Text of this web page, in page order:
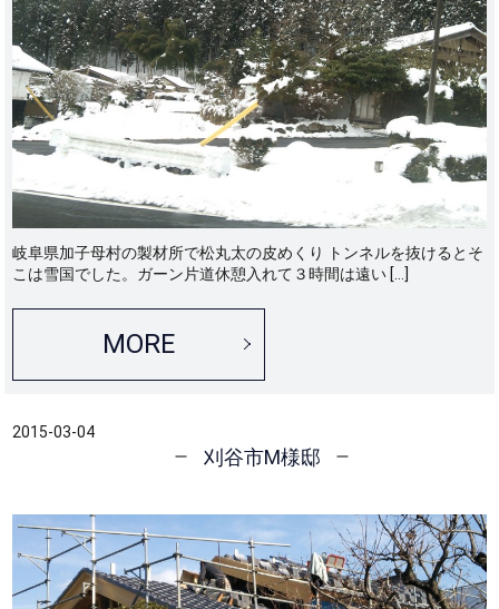
岐阜県加子母村の製材所で松丸太の皮めくり トンネルを抜けるとそ
こは雪国でした。ガーン片道休憩入れて３時間は遠い […]
MORE
2015-03-04
刈谷市M様邸